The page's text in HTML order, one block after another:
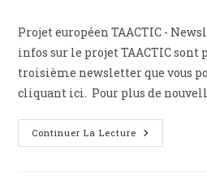
Projet européen TAACTIC -
infos sur le projet TAACTIC sont
troisième newsletter que vous
cliquant ici. Pour plus de
Continuer La Lecture Projet
Européen